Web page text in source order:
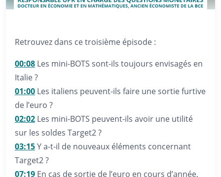
Retrouvez dans ce troisième épisode :
00:08 Les mini-BOTS sont-ils toujours envisagés en
Italie ?
01:00 Les italiens peuvent-ils faire une sortie furtive
de l’euro ?
02:02 Les mini-BOTS peuvent-ils avoir une utilité
sur les soldes Target2 ?
03:15Y a-t-il de nouveaux éléments concernant
Target2 ?
07:19 En cas de sortie de l’euro en cours d’année,